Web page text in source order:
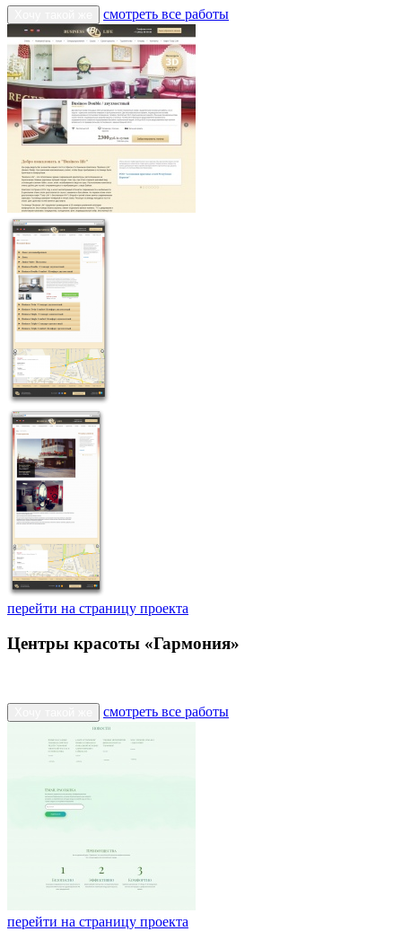
смотреть все работы
перейти на страницу проекта
Центры красоты «Гармония»
смотреть все работы
перейти на страницу проекта